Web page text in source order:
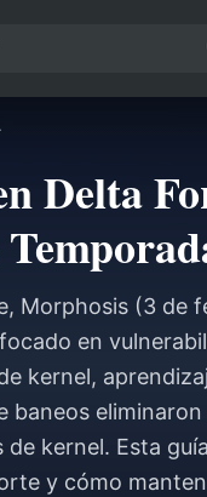
8
Delta
Morphosis (3 de
en
kernel,
baneos
de kernel. Esta
y cómo